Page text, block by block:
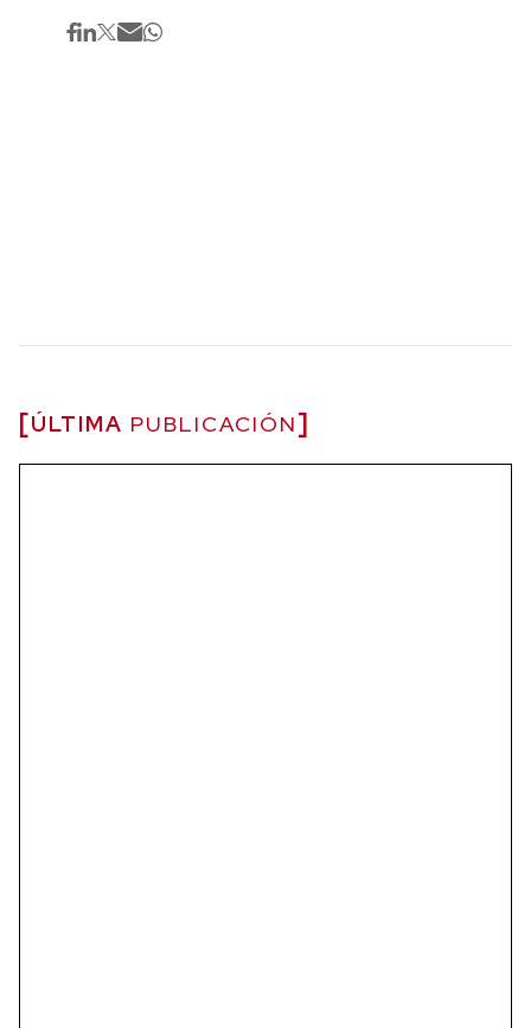
ÚLTIMA PUBLICACIÓN